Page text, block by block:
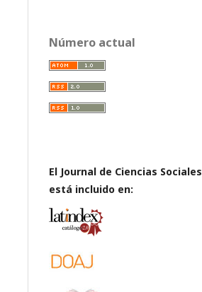
Número actual
El Journal de Ciencias Sociales
está incluido en: